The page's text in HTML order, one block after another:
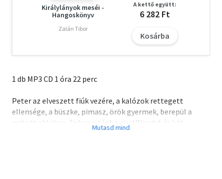
Királylányok meséi -
Hangoskönyv
Zalán Tibor
A kettő együtt:
6 282 Ft
Kosárba
1 db MP3 CD 1 óra 22 perc
Peter az elveszett fiúk vezére, a kalózok rettegett
ellensége, a büszke, pimasz, örök gyermek, berepül a
nyitott ablakon, Sohaországba viszi Wendyt és két